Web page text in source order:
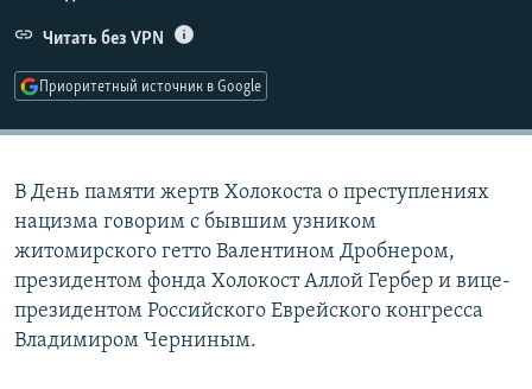
РАСПИСАНИЕ ВЕЩАНИЯ
СОЦИАЛЬНЫЕ СЕТИ
Все сайты РСЕ/РС
Читать без VPN
Приоритетный источник в Google
В День памяти жертв Холокоста о преступлениях
нацизма говорим с бывшим узником
житомирского гетто Валентином Дробнером,
президентом фонда Холокост Аллой Гербер и вице-
президентом Российского Еврейского конгресса
Владимиром Черниным.